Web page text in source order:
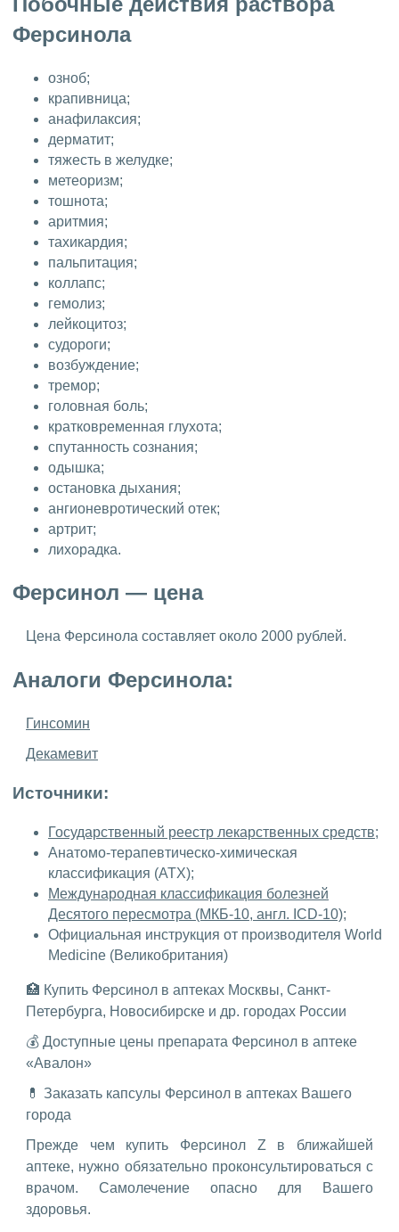
Ферсинола
озноб;
крапивница;
анафилаксия;
дерматит;
тяжесть в желудке;
метеоризм;
тошнота;
аритмия;
тахикардия;
пальпитация;
коллапс;
гемолиз;
лейкоцитоз;
судороги;
возбуждение;
тремор;
головная боль;
кратковременная глухота;
спутанность сознания;
одышка;
остановка дыхания;
ангионевротический отек;
артрит;
лихорадка.
Ферсинол — цена
Цена Ферсинола составляет около 2000 рублей.
Аналоги Ферсинола:
Гинсомин
Декамевит
Источники:
Государственный реестр лекарственных средств;
Анатомо-терапевтическо-химическая
классификация (ATX);
Международная классификация болезней
Десятого пересмотра (МКБ-10, англ. ICD-10);
Официальная инструкция от производителя World
Medicine (Великобритания)
🏥 Купить Ферсинол в аптеках Москвы, Санкт-
Петербурга, Новосибирске и др. городах России
💰 Доступные цены препарата Ферсинол в аптеке
«Авалон»
💊 Заказать капсулы Ферсинол в аптеках Вашего
города
Прежде чем купить Ферсинол Z в ближайшей
аптеке, нужно обязательно проконсультироваться с
врачом. Самолечение опасно для Вашего
здоровья.